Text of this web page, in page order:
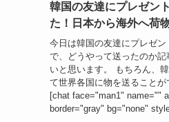
韓国の友達にプレゼン
た！日本から海外へ荷
今日は韓国の友達にプレゼン
で、どうやって送ったのか記
いと思います。 もちろん、
て世界各国に物を送ることが
[chat face="man1" name=""
border="gray" bg="none"